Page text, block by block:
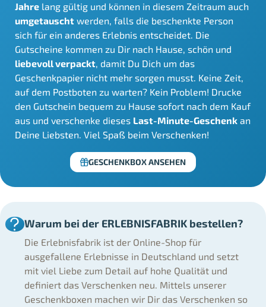
Jahre lang gültig und können in diesem Zeitraum auch
umgetauscht werden, falls die beschenkte Person
sich für ein anderes Erlebnis entscheidet. Die
Gutscheine kommen zu Dir nach Hause, schön und
liebevoll verpackt, damit Du Dich um das
Geschenkpapier nicht mehr sorgen musst. Keine Zeit,
auf dem Postboten zu warten? Kein Problem! Drucke
den Gutschein bequem zu Hause sofort nach dem Kauf
aus und verschenke dieses Last-Minute-Geschenk an
Deine Liebsten. Viel Spaß beim Verschenken!
GESCHENKBOX ANSEHEN
Warum bei der ERLEBNISFABRIK bestellen?
Die Erlebnisfabrik ist der Online-Shop für
ausgefallene Erlebnisse in Deutschland und setzt
mit viel Liebe zum Detail auf hohe Qualität und
definiert das Verschenken neu. Mittels unserer
Geschenkboxen machen wir Dir das Verschenken so